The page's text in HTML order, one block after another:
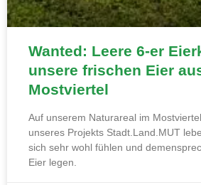
Wanted: Leere 6-er
unsere frischen Eier
Mostviertel
Auf unserem Naturareal im
unseres Projekts Stadt.Land.MUT
sich sehr wohl fühlen und
Eier legen.